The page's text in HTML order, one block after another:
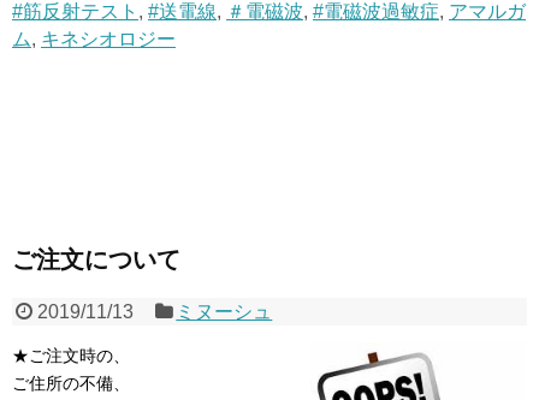
#筋反射テスト , #送電線, ＃電磁波, #電磁波過敏症, アマルガ
ム, キネシオロジー
ご注文について
2019/11/13 ミヌーシュ
★ご注文時の、
ご住所の不備、